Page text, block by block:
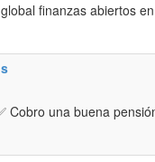
finanzas abiertos
Cobro una buena